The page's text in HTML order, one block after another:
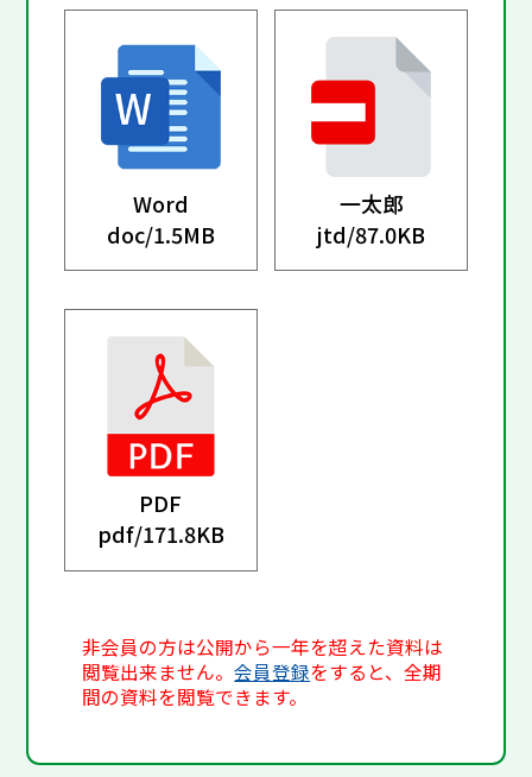
Word
doc/1.5MB
一太郎
jtd/87.0KB
PDF
pdf/171.8KB
非会員の方は公開から一年を超えた資料は
閲覧出来ません。会員登録をすると、全期
間の資料を閲覧できます。